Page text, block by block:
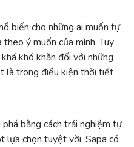
biến cho những ai muốn tự
ý muốn của mình. Tuy
khó khăn đối với những
là trong điều kiện thời tiết
bằng cách trải nghiệm tự
lựa chọn tuyệt vời. Sapa có